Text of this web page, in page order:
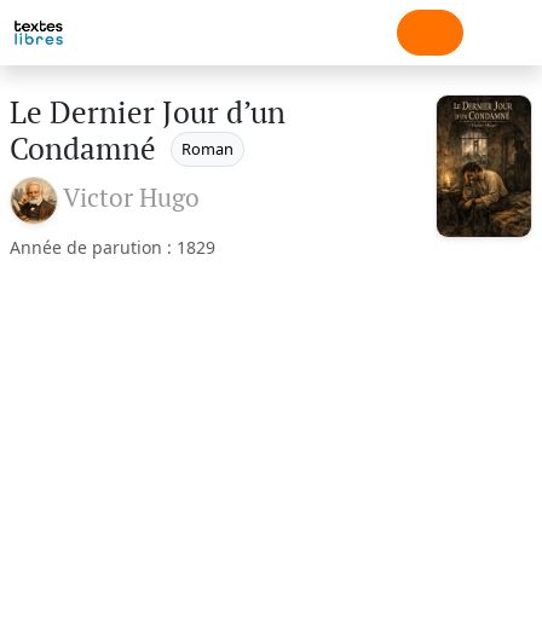
Le Dernier Jour d’un
Condamné
Roman
Victor Hugo
Année de parution : 1829